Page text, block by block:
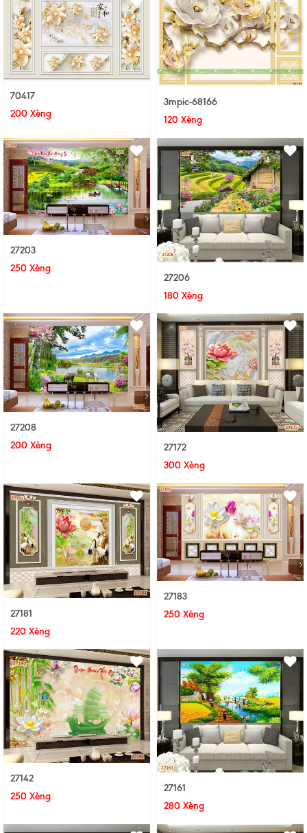
70417
200 Xèng
3mpic-68166
120 Xèng
27203
250 Xèng
27206
180 Xèng
27208
200 Xèng
27172
300 Xèng
27181
220 Xèng
27183
250 Xèng
27142
250 Xèng
27161
280 Xèng